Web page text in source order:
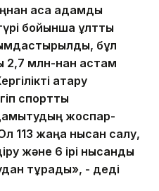
аса адамды
бойынша ұлттық
бұл
2,7 млн-нан астам
атқару
спорттық
жоспар-
113 жаңа нысан салу,
және 6 ірі нысанды
тұрады», - деді